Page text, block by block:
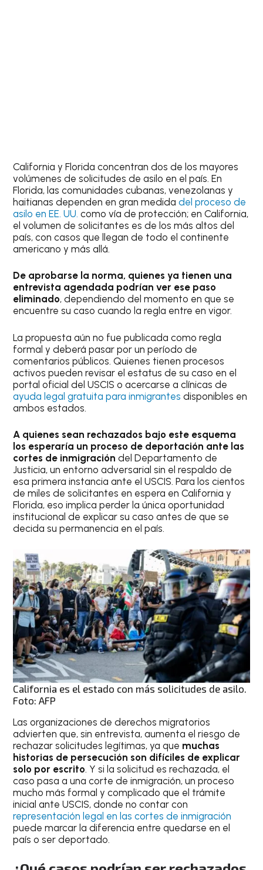
California y Florida concentran dos de los mayores
volúmenes de solicitudes de asilo en el país. En
Florida, las comunidades cubanas, venezolanas y
haitianas dependen en gran medidadel proceso de
asilo en EE. UU.como vía de protección; en California,
el volumen de solicitantes es de los más altos del
país, con casos que llegan de todo el continente
americano y más allá.
De aprobarse la norma, quienes ya tienen una
entrevista agendada podrían ver ese paso
eliminado, dependiendo del momento en que se
encuentre su caso cuando la regla entre en vigor.
La propuesta aún no fue publicada como regla
formal y deberá pasar por un período de
comentarios públicos. Quienes tienen procesos
activos pueden revisar el estatus de su caso en el
portal oficial del USCIS o acercarse a clínicas de
ayuda legal gratuita para inmigrantes disponibles en
ambos estados.
A quienes sean rechazados bajo este esquema
los esperaría un proceso de deportación ante las
cortes de inmigracióndel Departamento de
Justicia, un entorno adversarial sin el respaldo de
esa primera instancia ante el USCIS. Para los cientos
de miles de solicitantes en espera en California y
Florida, eso implica perder la única oportunidad
institucional de explicar su caso antes de que se
decida su permanencia en el país.
California es el estado con más solicitudes de asilo.
Foto: AFP
Las organizaciones de derechos migratorios
advierten que, sin entrevista, aumenta el riesgo de
rechazar solicitudes legítimas, ya que muchas
historias de persecución son difíciles de explicar
solo por escrito. Y si la solicitud es rechazada, el
caso pasa a una corte de inmigración, un proceso
mucho más formal y complicado que el trámite
inicial ante USCIS, donde no contar con
representación legal en las cortes de inmigración
puede marcar la diferencia entre quedarse en el
país o ser deportado.